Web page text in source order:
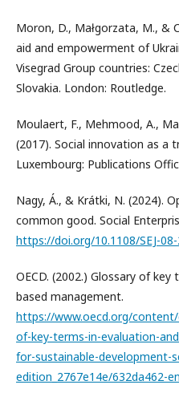
Moron, D., Małgorzata, M., &
aid and empowerment of
Visegrad Group countries:
Slovakia. London: Routledge.
Moulaert, F., Mehmood, A.,
(2017). Social innovation as a
Luxembourg: Publications
Nagy, Á., & Krátki, N. (2024).
common good. Social
https://doi.org/10.1108/SEJ-
OECD. (2002.) Glossary of
based management.
https://www.oecd.org/
of-key-terms-in-evaluation-
for-sustainable-development-
edition_2767e14e/632da462-